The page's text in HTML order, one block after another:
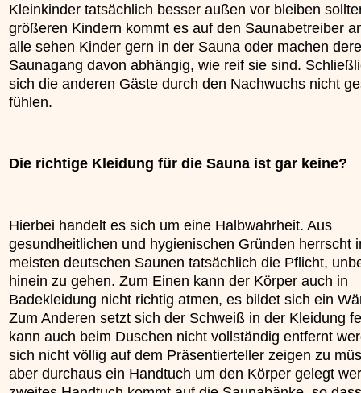
Kleinkinder tatsächlich besser außen vor bleiben
größeren Kindern kommt es auf den Saunabetreiber
alle sehen Kinder gern in der Sauna oder machen
Saunagang davon abhängig, wie reif sie sind.
sich die anderen Gäste durch den Nachwuchs nicht
fühlen.
Die richtige Kleidung für die Sauna ist gar keine?
Hierbei handelt es sich um eine Halbwahrheit. Aus
gesundheitlichen und hygienischen Gründen herrscht
meisten deutschen Saunen tatsächlich die Pflicht,
hinein zu gehen. Zum Einen kann der Körper auch in
Badekleidung nicht richtig atmen, es bildet sich ein
Zum Anderen setzt sich der Schweiß in der Kleidung
kann auch beim Duschen nicht vollständig entfernt
sich nicht völlig auf dem Präsentierteller zeigen zu
aber durchaus ein Handtuch um den Körper gelegt